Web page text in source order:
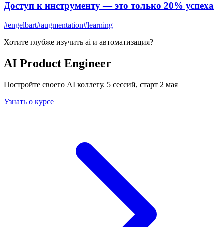
Доступ к инструменту — это только 20% успеха
#engelbart#augmentation#learning
Хотите глубже изучить ai и автоматизация?
AI Product Engineer
Постройте своего AI коллегу. 5 сессий, старт 2 мая
Узнать о курсе